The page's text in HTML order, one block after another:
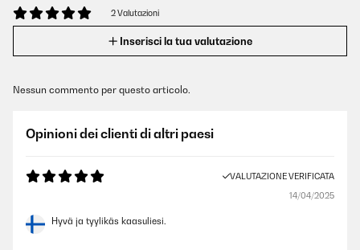
2 Valutazioni
Inserisci la tua valutazione
Nessun commento per questo articolo.
Opinioni dei clienti di altri paesi
VALUTAZIONE VERIFICATA
14/04/2025
Hyvä ja tyylikäs kaasuliesi.